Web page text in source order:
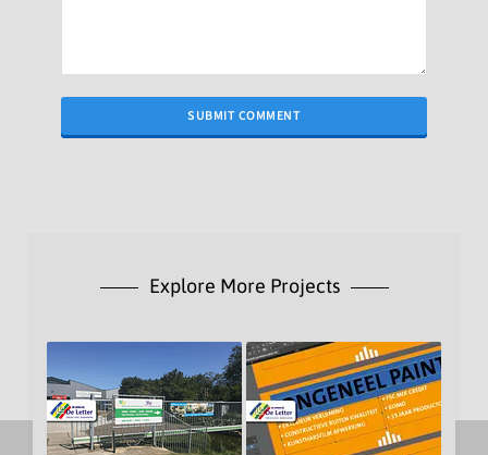
Explore More Projects
Spandoeken
Spandoeken
Jongeneel